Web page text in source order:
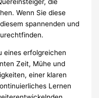
Wenn Sie diese
spannenden und
eines erfolgreichen
Zeit, Mühe und
einer klaren
Lernen